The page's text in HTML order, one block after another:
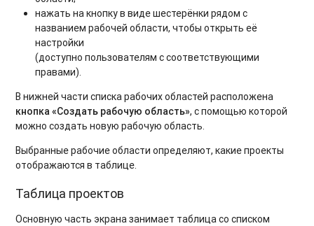
нажать на кнопку в виде шестерёнки рядом с
названием рабочей области, чтобы открыть её
настройки
(доступно пользователям с соответствующими
правами).
В нижней части списка рабочих областей расположена
кнопка «Создать рабочую область», с помощью которой
можно создать новую рабочую область.
Выбранные рабочие области определяют, какие проекты
отображаются в таблице.
Таблица проектов
Основную часть экрана занимает таблица со списком